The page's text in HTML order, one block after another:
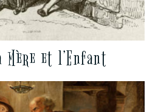
Mère et l’Enfant